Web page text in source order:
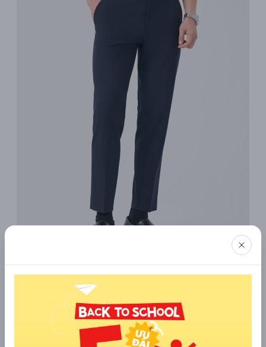
2.6 Quần âu nam cạp chun dáng côn
Dáng côn nhẹ nhàng giúp tôn lên vóc dáng thon gọn, đồng
thời cạp chun co giãn mang đến sự thoải mái tối đa trong mọi
hoạt động. Đây là lựa chọn lý tưởng cho những chàng trai
muốn kết hợp giữa sự lịch lãm và sự tiện dụng.